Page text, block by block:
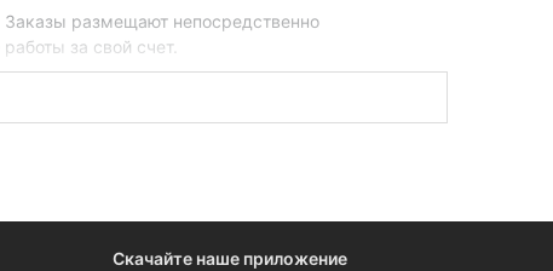
размещают непосредственно
за свой счет.
Скачайте наше приложение